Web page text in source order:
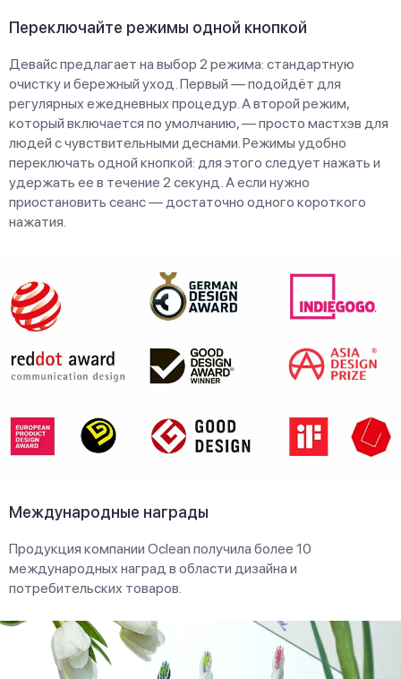
Переключайте режимы одной кнопкой
Девайс предлагает на выбор 2 режима: стандартную
очистку и бережный уход. Первый — подойдёт для
регулярных ежедневных процедур. А второй режим,
который включается по умолчанию, — просто мастхэв для
людей с чувствительными деснами. Режимы удобно
переключать одной кнопкой: для этого следует нажать и
удержать ее в течение 2 секунд. А если нужно
приостановить сеанс — достаточно одного короткого
нажатия.
Международные награды
Продукция компании Oclean получила более 10
международных наград в области дизайна и
потребительских товаров.